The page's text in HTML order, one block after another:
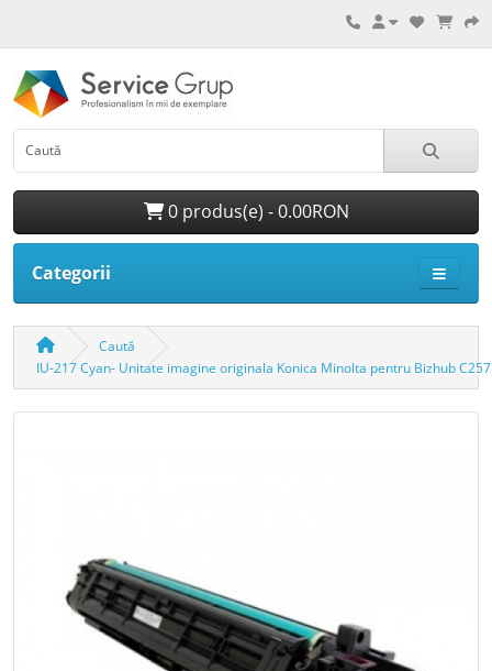
0 produs(e) - 0.00RON
Categorii
Caută
IU-217 Cyan- Unitate imagine originala Konica Minolta pentru Bizhub